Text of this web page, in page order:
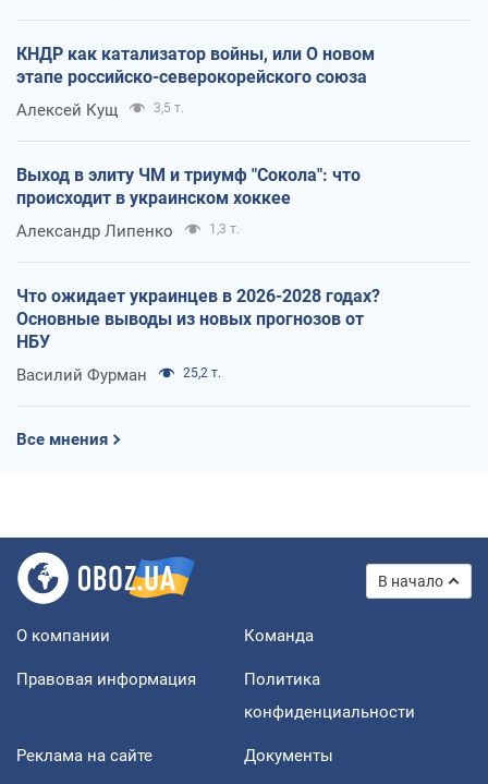
КНДР как катализатор войны, или О новом
этапе российско-северокорейского союза
Алексей Кущ 3,5 т.
Выход в элиту ЧМ и триумф "Сокола": что
происходит в украинском хоккее
Александр Липенко 1,3 т.
Что ожидает украинцев в 2026-2028 годах?
Основные выводы из новых прогнозов от
НБУ
Василий Фурман 25,2 т.
Все мнения
В начало
О компании Команда
Правовая информация
Политика
конфиденциальности
Реклама на сайте Документы